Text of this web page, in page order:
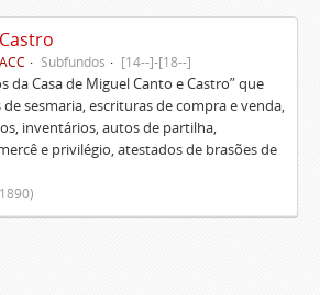
Subfundos [14--]-[18--]
da Casa de Miguel Canto e Castro” que
sesmaria, escrituras de compra e venda,
inventários, autos de partilha,
e privilégio, atestados de brasões de